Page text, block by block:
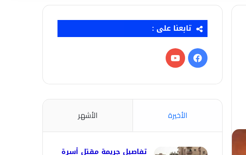
تابعنا على :
فيسبوك‫YouTube
الأخيرة الأشهر
تفاصيل جريمة مقتل أسرة